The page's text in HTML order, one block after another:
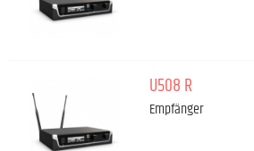
U508 R
Empfänger